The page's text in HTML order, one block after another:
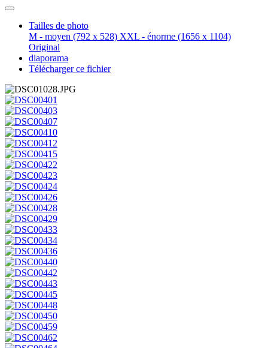
Tailles de photo
M - moyen (792 x 528) XXL - énorme (1656 x 1104)
Original
diaporama
Télécharger ce fichier